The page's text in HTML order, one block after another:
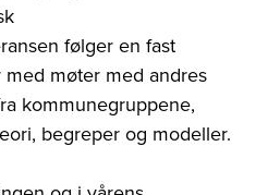
følger en fast
møter med andres
kommunegruppene,
begreper og modeller.